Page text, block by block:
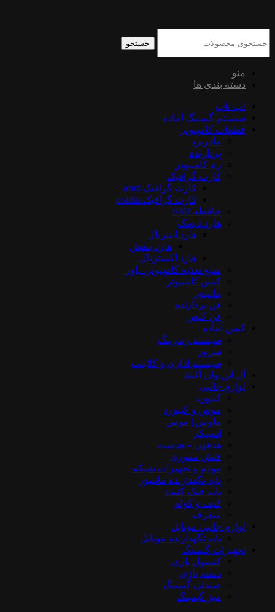
جستجو
منو
دسته بندی ها
لپ تاپ
سیستم گیمینگ آماده
قطعات کامپیوتر
مادربرد
پردازنده
رم کامپیوتر
کارت گرافیک
کارت گرافیک amd
کارت گرافیک nvidia
حافظه SSD
هارد دیسک
هارد اینترنال
هارد بنفش
هارد اکسترنال
منبع تغذیه کامپیوتر، پاور
کیس کامپیوتر
مانیتور
فن پردازنده
فن کیس
کیس آماده
سیستم رندرینگ
سرور
سیستم‌ اداری و کلاینت
آل این وان آکبند
لوازم جانبی
کیبورد
موس و کیبورد
ماوس | موس
اسپیکر
هدفون – هدست
فلش مموری
مودم و تجهیزات شبکه
پایه نگهدارنده مانیتور
پایه خنک کننده
کیف و کوله
متفرقه
لوازم جانبی موبایل
پایه نگهدارنده موبایل
تجهیزات گیمینگ
کنسول بازی
دسته بازی
صندلی گیمینگ
میز گیمینگ